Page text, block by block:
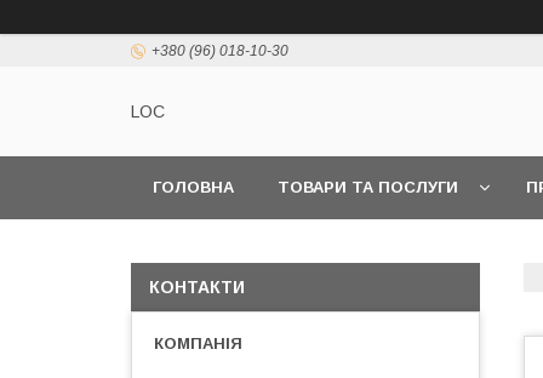
+380 (96) 018-10-30
LOC
ГОЛОВНА ТОВАРИ ТА ПОСЛУГИ
КОНТАКТИ